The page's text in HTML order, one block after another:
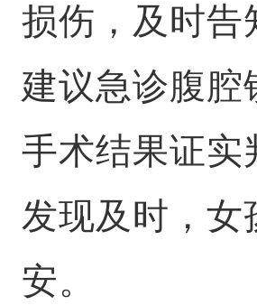
损伤，及时告
建议急诊腹腔
手术结果证实
发现及时，女
安。